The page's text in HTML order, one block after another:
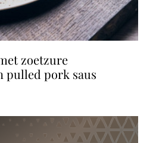
pulled pork saus